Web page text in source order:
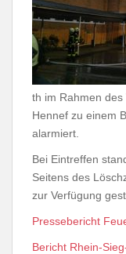
th im Rahmen
Hennef zu einem
alarmiert.
Bei Eintreffen
Seitens des
zur Verfügung
Pressebericht
Bericht Rhein-